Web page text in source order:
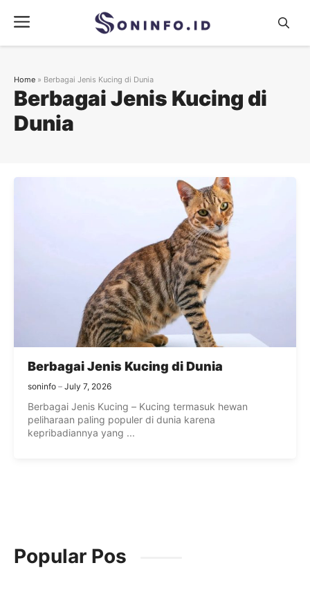
content
Menu
Berbagai Jenis Kucing di
Dunia
Home » Berbagai Jenis Kucing di Dunia
Berbagai Jenis Kucing di Dunia
soninfo July 7, 2026
Berbagai Jenis Kucing – Kucing termasuk hewan
peliharaan paling populer di dunia karena
kepribadiannya yang ...
Popular Pos